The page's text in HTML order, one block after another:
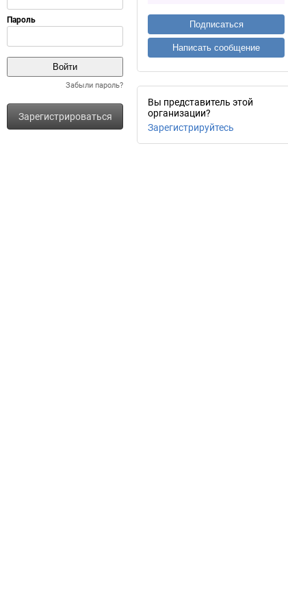
Забыли пароль?
Зарегистрироваться
Подписаться
Написать сообщение
Вы представитель этой
организации?
Зарегистрируйтесь